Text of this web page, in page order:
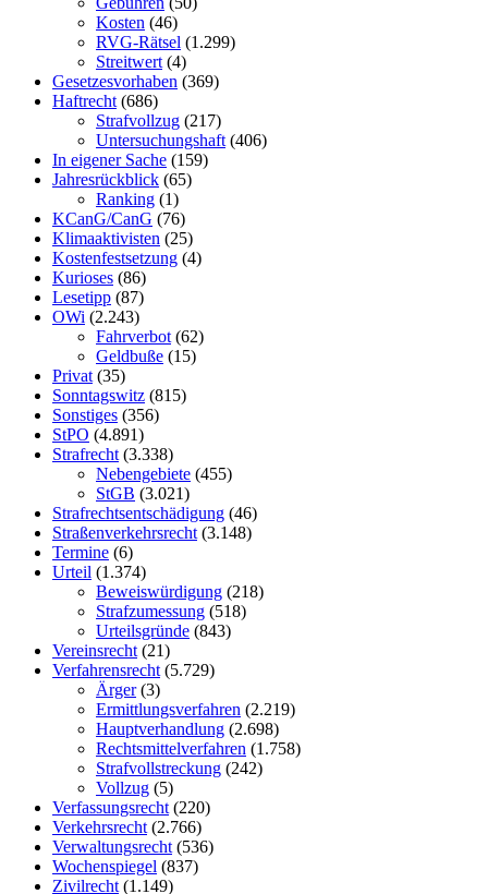
Kosten (46)
RVG-Rätsel (1.299)
Streitwert (4)
Gesetzesvorhaben (369)
Haftrecht (686)
Strafvollzug (217)
Untersuchungshaft (406)
In eigener Sache (159)
Jahresrückblick (65)
Ranking (1)
KCanG/CanG (76)
Klimaaktivisten (25)
Kostenfestsetzung (4)
Kurioses (86)
Lesetipp (87)
OWi (2.243)
Fahrverbot (62)
Geldbuße (15)
Privat (35)
Sonntagswitz (815)
Sonstiges (356)
StPO (4.891)
Strafrecht (3.338)
Nebengebiete (455)
StGB (3.021)
Strafrechtsentschädigung (46)
Straßenverkehrsrecht (3.148)
Termine (6)
Urteil (1.374)
Beweiswürdigung (218)
Strafzumessung (518)
Urteilsgründe (843)
Vereinsrecht (21)
Verfahrensrecht (5.729)
Ärger(3)
Ermittlungsverfahren (2.219)
Hauptverhandlung (2.698)
Rechtsmittelverfahren (1.758)
Strafvollstreckung (242)
Vollzug (5)
Verfassungsrecht (220)
Verkehrsrecht (2.766)
Verwaltungsrecht (536)
Wochenspiegel (837)
Zivilrecht (1.149)